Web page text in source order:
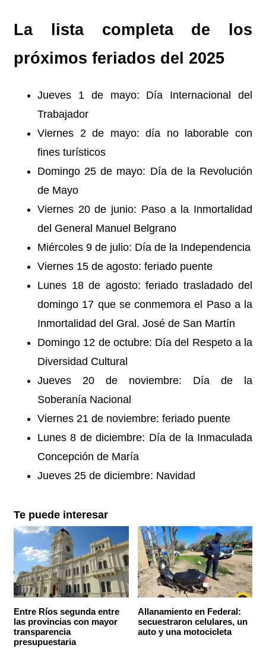
La lista completa de los
próximos feriados del 2025
Jueves 1 de mayo: Día Internacional del
Trabajador
Viernes 2 de mayo: día no laborable con
fines turísticos
Domingo 25 de mayo: Día de la Revolución
de Mayo
Viernes 20 de junio: Paso a la Inmortalidad
del General Manuel Belgrano
Miércoles 9 de julio: Día de la Independencia
Viernes 15 de agosto: feriado puente
Lunes 18 de agosto: feriado trasladado del
domingo 17 que se conmemora el Paso a la
Inmortalidad del Gral. José de San Martín
Domingo 12 de octubre: Día del Respeto a la
Diversidad Cultural
Jueves 20 de noviembre: Día de la
Soberanía Nacional
Viernes 21 de noviembre: feriado puente
Lunes 8 de diciembre: Día de la Inmaculada
Concepción de María
Jueves 25 de diciembre: Navidad
Te puede interesar
Entre Ríos segunda entre
las provincias con mayor
transparencia
presupuestaria
Allanamiento en Federal:
secuestraron celulares, un
auto y una motocicleta